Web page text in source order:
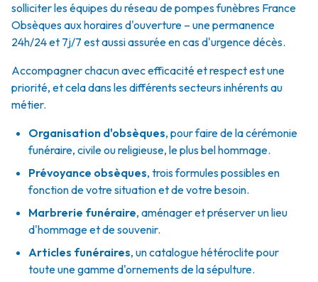
solliciter les équipes du réseau de pompes funèbres France
Obsèques aux horaires d'ouverture – une permanence
24h/24 et 7j/7 est aussi assurée en cas d'urgence décès.
Accompagner chacun avec efficacité et respect est une
priorité, et cela dans les différents secteurs inhérents au
métier.
Organisation d'obsèques, pour faire de la cérémonie
funéraire, civile ou religieuse, le plus bel hommage.
Prévoyance obsèques, trois formules possibles en
fonction de votre situation et de votre besoin.
Marbrerie funéraire, aménager et préserver un lieu
d'hommage et de souvenir.
Articles funéraires, un catalogue hétéroclite pour
toute une gamme d'ornements de la sépulture.